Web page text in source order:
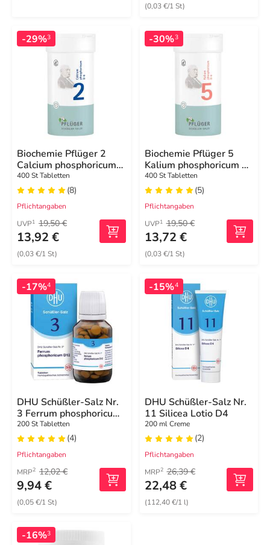
(0,03 €/1 St)
-29%3
Biochemie Pflüger 2
Calcium phosphoricum
D 6 Tabletten
400 St Tabletten
(8)
Pflichtangaben
UVP1 19,50 €
13,92 €
(0,03 €/1 St)
-30%3
Biochemie Pflüger 5
Kalium phosphoricum D
6 Tabletten
400 St Tabletten
(5)
Pflichtangaben
UVP1 19,50 €
13,72 €
(0,03 €/1 St)
-17%4
DHU Schüßler-Salz Nr.
3 Ferrum phosphoricum
D12 Tabletten
200 St Tabletten
(4)
Pflichtangaben
MRP2 12,02 €
9,94 €
(0,05 €/1 St)
-15%4
DHU Schüßler-Salz Nr.
11 Silicea Lotio D4
200 ml Creme
(2)
Pflichtangaben
MRP2 26,39 €
22,48 €
(112,40 €/1 l)
-16%3